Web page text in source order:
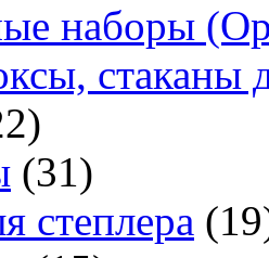
наборы
стаканы
(31)
степлера